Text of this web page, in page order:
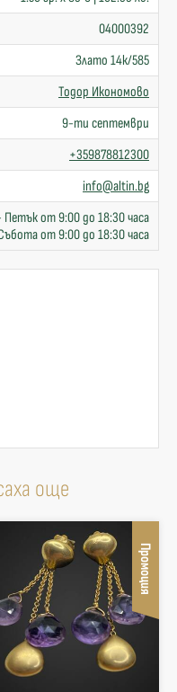
04000392
Злато 14к/585
Тодор Икономово
9-ти септември
+359878812300
info@altin.bg
Петък от 9:00 до 18:30 часа
от 9:00 до 18:30 часа
още
Промоция